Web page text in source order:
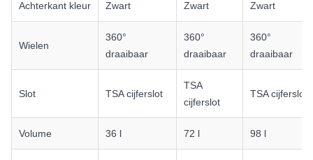
Achterkant kleur Zwart Zwart Zwart
Wielen
360°
draaibaar
360°
draaibaar
360°
draaibaar
Slot TSA cijferslot
TSA
cijferslot
TSA cijferslot
Volume 36 l 72 l 98 l